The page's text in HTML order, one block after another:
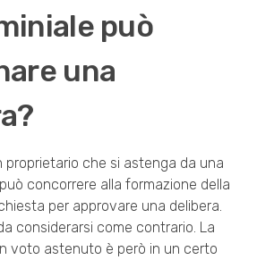
può
una
proprietario che si astenga da una
concorrere alla formazione della
per approvare una delibera.
considerarsi come contrario. La
voto astenuto è però in un certo